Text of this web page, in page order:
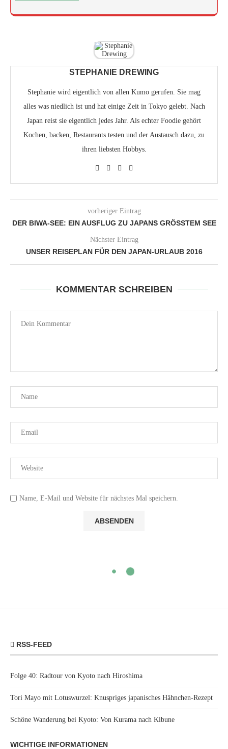
STEPHANIE DREWING
Stephanie wird eigentlich von allen Kumo gerufen. Sie mag
alles was niedlich ist und hat einige Zeit in Tokyo gelebt. Nach
Japan reist sie eigentlich jedes Jahr. Als echter Foodie gehört
Kochen, backen, Restaurants testen und der Austausch dazu, zu
ihren liebsten Hobbys.
vorheriger Eintrag
DER BIWA-SEE: EIN AUSFLUG ZU JAPANS GRÖSSTEM SEE
Nächster Eintrag
UNSER REISEPLAN FÜR DEN JAPAN-URLAUB 2016
KOMMENTAR SCHREIBEN
Name, E-Mail und Website für nächstes Mal speichern.
RSS-FEED
Folge 40: Radtour von Kyoto nach Hiroshima
Tori Mayo mit Lotuswurzel: Knuspriges japanisches Hähnchen-Rezept
Schöne Wanderung bei Kyoto: Von Kurama nach Kibune
WICHTIGE INFORMATIONEN